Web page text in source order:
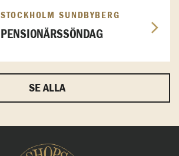
STOCKHOLM SUNDBYBERG
PENSIONÄRSSÖNDAG
SE ALLA